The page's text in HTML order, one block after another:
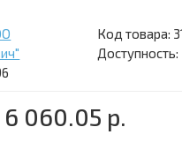
Код товара:
6 060.05 р.